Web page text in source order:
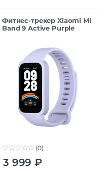
Фитнес-трекер Xiaomi Mi
Band 9 Active Purple
o
(0)
3 999 ₽